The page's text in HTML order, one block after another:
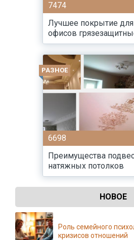
7474
Лучшее покрытие
офисов
РАЗНОЕ
6698
Преимущества
натяжных потолков
НОВОЕ
Роль семейного
кризисов отношений